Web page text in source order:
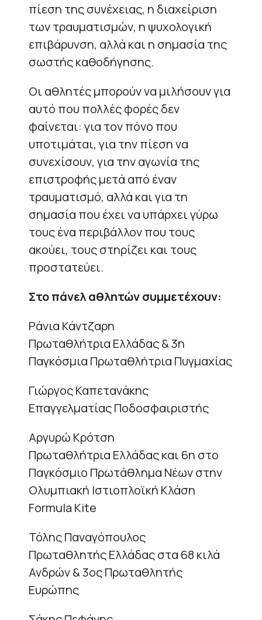
πίεση της συνέχειας, η διαχείριση
των τραυματισμών, η ψυχολογική
επιβάρυνση, αλλά και η σημασία της
σωστής καθοδήγησης.
Οι αθλητές μπορούν να μιλήσουν για
αυτό που πολλές φορές δεν
φαίνεται: για τον πόνο που
υποτιμάται, για την πίεση να
συνεχίσουν, για την αγωνία της
επιστροφής μετά από έναν
τραυματισμό, αλλά και για τη
σημασία που έχει να υπάρχει γύρω
τους ένα περιβάλλον που τους
ακούει, τους στηρίζει και τους
προστατεύει.
Στο πάνελ αθλητών συμμετέχουν:
Ράνια Κάντζαρη
Πρωταθλήτρια Ελλάδας & 3η
Παγκόσμια Πρωταθλήτρια Πυγμαχίας
Γιώργος Καπετανάκης
Επαγγελματίας Ποδοσφαιριστής
Αργυρώ Κρότση
Πρωταθλήτρια Ελλάδας και 6η στο
Παγκόσμιο Πρωτάθλημα Νέων στην
Ολυμπιακή Ιστιοπλοϊκή Κλάση
Formula Kite
Τόλης Παναγόπουλος
Πρωταθλητής Ελλάδας στα 68 κιλά
Ανδρών & 3ος Πρωταθλητής
Ευρώπης